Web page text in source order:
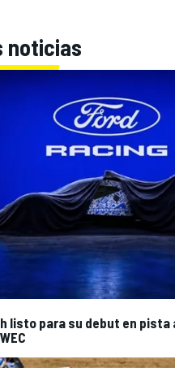
noticias
listo para su debut en pista